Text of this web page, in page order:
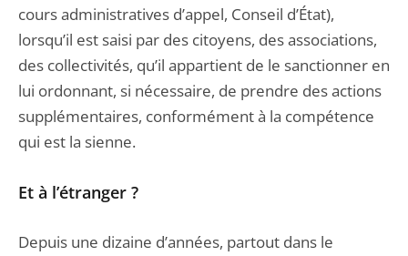
cours administratives d’appel, Conseil d’État),
lorsqu’il est saisi par des citoyens, des associations,
des collectivités, qu’il appartient de le sanctionner en
lui ordonnant, si nécessaire, de prendre des actions
supplémentaires, conformément à la compétence
qui est la sienne.
Et à l’étranger ?
Depuis une dizaine d’années, partout dans le